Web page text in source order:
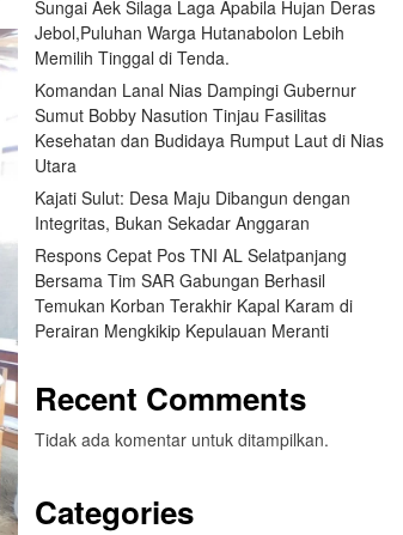
Sungai Aek Silaga Laga Apabila Hujan Deras
Jebol,Puluhan Warga Hutanabolon Lebih
Memilih Tinggal di Tenda.
Komandan Lanal Nias Dampingi Gubernur
Sumut Bobby Nasution Tinjau Fasilitas
Kesehatan dan Budidaya Rumput Laut di Nias
Utara
Kajati Sulut: Desa Maju Dibangun dengan
Integritas, Bukan Sekadar Anggaran
Respons Cepat Pos TNI AL Selatpanjang
Bersama Tim SAR Gabungan Berhasil
Temukan Korban Terakhir Kapal Karam di
Perairan Mengkikip Kepulauan Meranti
Recent Comments
Tidak ada komentar untuk ditampilkan.
Categories